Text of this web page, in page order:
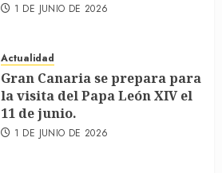
1 DE JUNIO DE 2026
Actualidad
Gran Canaria se prepara para
la visita del Papa León XIV el
11 de junio.
1 DE JUNIO DE 2026